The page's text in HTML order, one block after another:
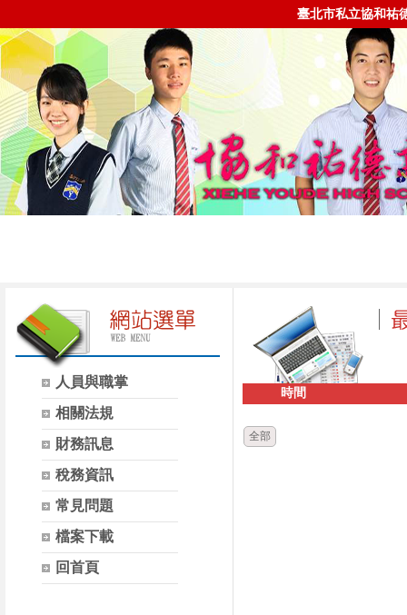
臺北市私立協和祐
人員與職掌
相關法規
財務訊息
稅務資訊
常見問題
檔案下載
回首頁
時間
全部